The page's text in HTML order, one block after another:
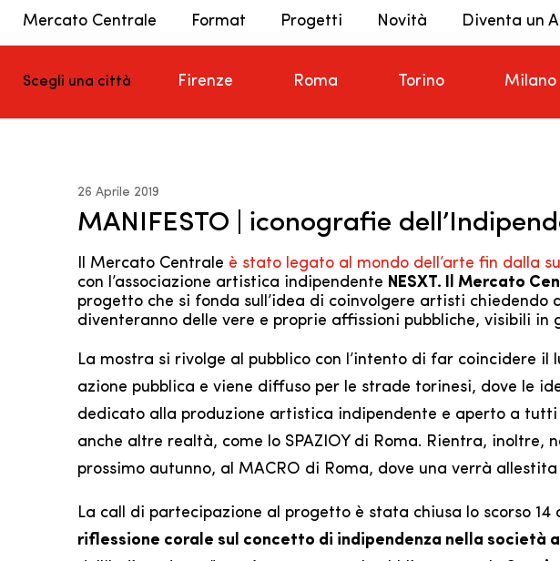
Mercato Centrale Format Progetti Novità Diventa un
Scegli una città Firenze Roma Torino Milano
26 Aprile 2019
MANIFESTO | iconografie
Il Mercato Centrale è stato legato al mondo dell’arte fin dalla
con l’associazione artistica indipendente NESXT. Il Mercato
progetto che si fonda sull’idea di coinvolgere artisti
diventeranno delle vere e proprie affissioni pubbliche, visibili in
La mostra si rivolge al pubblico con l’intento di far coincidere
azione pubblica e viene diffuso per le strade torinesi, dove le
dedicato alla produzione artistica indipendente e aperto a
anche altre realtà, come lo SPAZIOY di Roma. Rientra,
prossimo autunno, al MACRO di Roma, dove una verrà
La call di partecipazione al progetto è stata chiusa lo scorso
riflessione corale sul concetto di indipendenza nella società